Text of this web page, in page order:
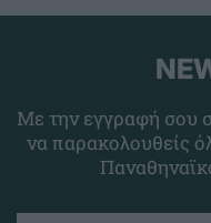
Με την εγγραφή σου
να παρακολουθείς